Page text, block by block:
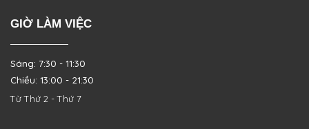
GIỜ LÀM VIỆC
Sáng: 7:30 - 11:30
Chiều: 13:00 - 21:30
Từ Thứ 2 - Thứ 7